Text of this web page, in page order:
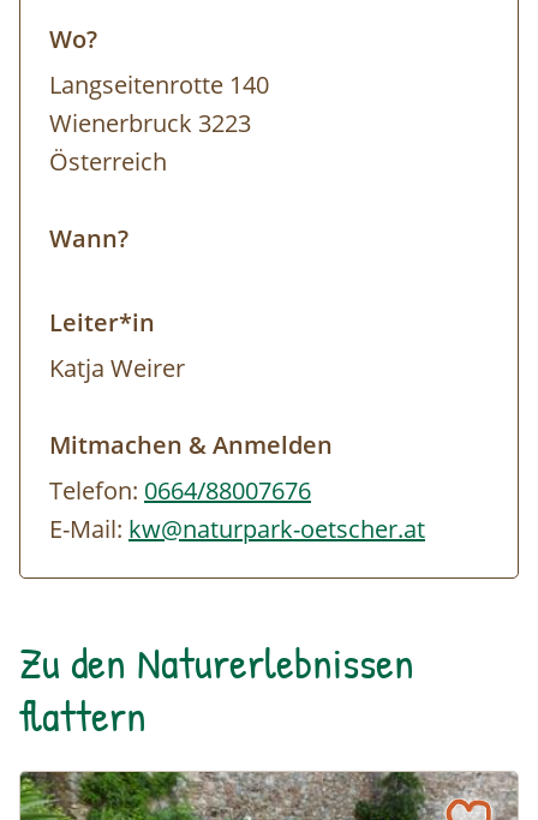
Wo?
Langseitenrotte 140
Wienerbruck 3223
Österreich
Wann?
Leiter*in
Katja Weirer
Mitmachen & Anmelden
Telefon: 0664/88007676
E-Mail: kw@naturpark-oetscher.at
Zu den Naturerlebnissen
flattern